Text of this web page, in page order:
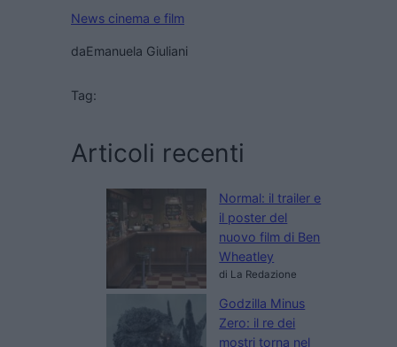
News cinema e film
daEmanuela Giuliani
Tag:
Articoli recenti
Normal: il trailer e
il poster del
nuovo film di Ben
Wheatley
di La Redazione
Godzilla Minus
Zero: il re dei
mostri torna nel